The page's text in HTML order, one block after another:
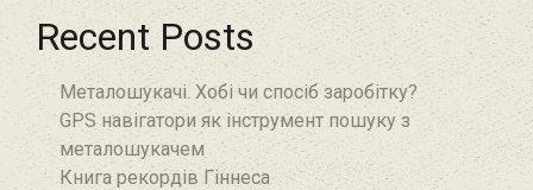
Recent Posts
Металошукачі. Хобі чи спосіб заробітку?
GPS навігатори як інструмент пошуку з
металошукачем
Книга рекордів Гіннеса